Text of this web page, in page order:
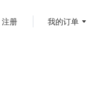
注册 我的订单